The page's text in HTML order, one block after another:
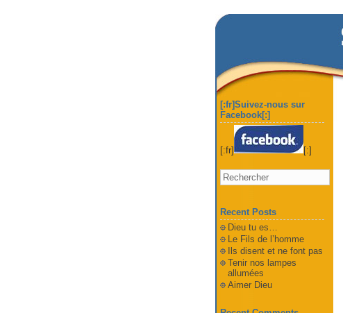
[:fr]Suivez-nous sur
Facebook[:]
[:fr] [:]
Recent Posts
Dieu tu es…
Le Fils de l’homme
Ils disent et ne font pas
Tenir nos lampes
allumées
Aimer Dieu